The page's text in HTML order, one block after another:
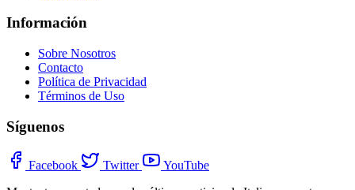
Información
Sobre Nosotros
Contacto
Política de Privacidad
Términos de Uso
Síguenos
Facebook Twitter
YouTube